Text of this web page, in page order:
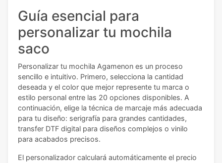
Guía esencial para
personalizar tu mochila
saco
Personalizar tu mochila Agamenon es un proceso
sencillo e intuitivo. Primero, selecciona la cantidad
deseada y el color que mejor represente tu marca o
estilo personal entre las 20 opciones disponibles. A
continuación, elige la técnica de marcaje más adecuada
para tu diseño: serigrafía para grandes cantidades,
transfer DTF digital para diseños complejos o vinilo
para acabados precisos.
El personalizador calculará automáticamente el precio